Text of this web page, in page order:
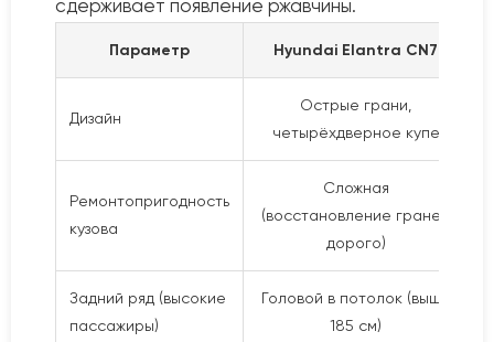
сдерживает появление ржавчины.
Параметр Hyundai Elantra CN7
Дизайн
Острые грани,
четырёхдверное купе
Ремонтопригодность
кузова
Сложная
(восстановление граней
дорого)
Задний ряд (высокие
пассажиры)
Головой в потолок (выше
185 см)